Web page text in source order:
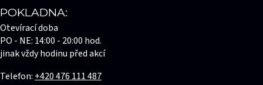
POKLADNA:
Otevírací doba
PO - NE: 14:00 - 20:00 hod.
jinak vždy hodinu před akcí
Telefon: +420 476 111 487